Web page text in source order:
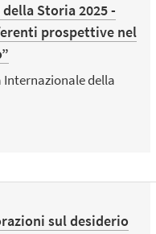
Storia 2025 -
prospettive nel
Internazionale della
sul desiderio